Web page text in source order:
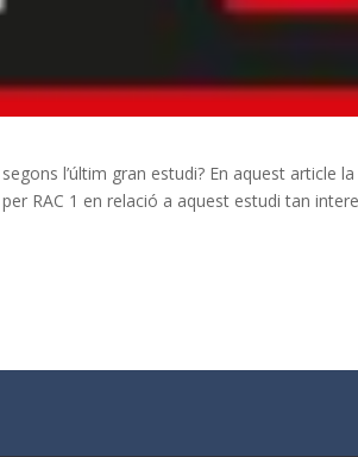
l’últim gran estudi? En aquest article la
RAC 1 en relació a aquest estudi tan